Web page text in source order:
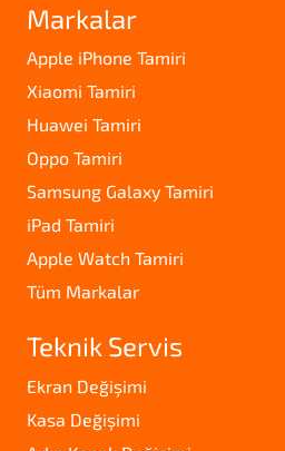
Markalar
Apple iPhone Tamiri
Xiaomi Tamiri
Huawei Tamiri
Oppo Tamiri
Samsung Galaxy Tamiri
iPad Tamiri
Apple Watch Tamiri
Tüm Markalar
Teknik Servis
Ekran Değişimi
Kasa Değişimi